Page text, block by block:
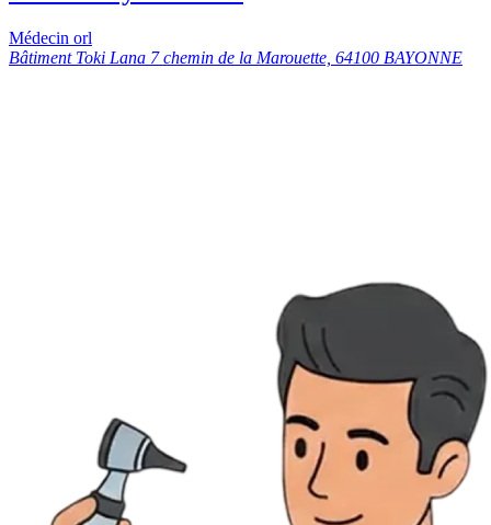
Médecin orl
Bâtiment Toki Lana 7 chemin de la Marouette, 64100 BAYONNE